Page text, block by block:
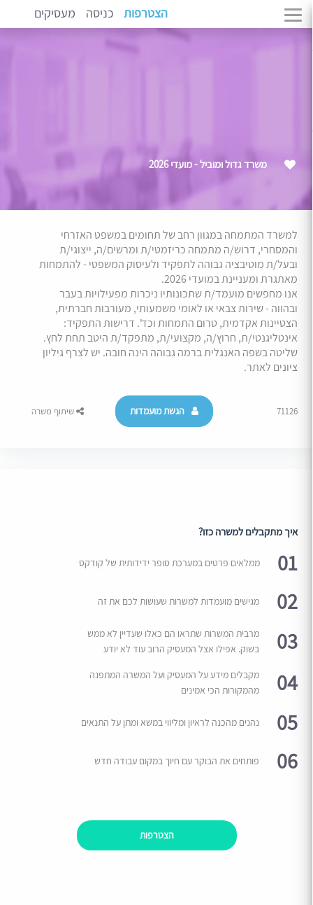
הצטרפות כניסה מעסיקים
משרד גדול ומוביל - מועדי 2026
למשרד המתמחה במגוון רחב של תחומים במשפט האזרחי
והמסחרי, דרוש/ה מתמחה כריזמטי/ת ומרשים/ה, ייצוגי/ת
ובעל/ת מוטיבציה גבוהה לתפקיד ולעיסוק המשפטי - להתמחות
מאתגרת ומעניינת במועדי 2026.
אנו מחפשים מועמד/ת שתכונותיו ניכרות מפעילויות בעבר
ובהווה - שירות צבאי או לאומי משמעותי, מעורבות חברתית,
הצטיינות אקדמית, טרום התמחות וכד'. דרישות התפקיד:
אינטליגנטי/ת, חרוץ/ה, מקצועי/ת, מתפקד/ת היטב תחת לחץ.
שליטה בשפה האנגלית ברמה גבוהה הינה חובה. יש לצרף גיליון
ציונים לאתר.
71126 הגשת מועמדות שיתוף משרה
איך מתקבלים למשרה כזו?
01 ממלאים פרטים במערכת סופר ידידותית של קודקס
02 מגישים מועמדות למשרות שעושות לכם את זה
03
מרבית המשרות שתראו הם כאלו שעדיין לא ממש
בשוק. אפילו אצל המעסיק הרוב עוד לא יודע
04
מקבלים מידע על המעסיק ועל המשרה המתפנה
מהמקורות הכי אמינים
05 נהנים מהכנה לראיון ומליווי במשא ומתן על התנאים
06 פותחים את הבוקר עם חיוך במקום עבודה חדש
הצטרפות